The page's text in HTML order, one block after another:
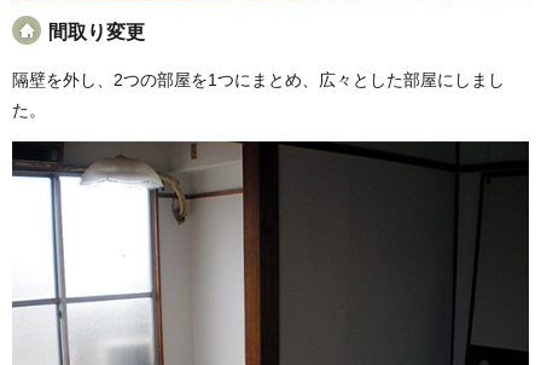
間取り変更
隔壁を外し、2つの部屋を1つにまとめ、広々とした部屋にしまし
た。